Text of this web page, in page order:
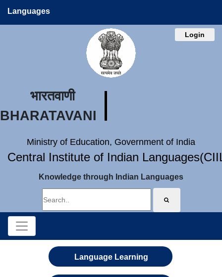
Languages
Login
भारतवाणी
BHARATAVANI
Ministry of Education, Government of India
Central Institute of Indian
Knowledge through Indian Languages
Language Learning